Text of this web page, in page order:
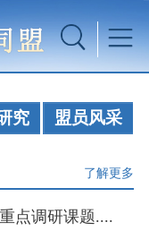
究 盟员风采
了解更多
点调研课题....